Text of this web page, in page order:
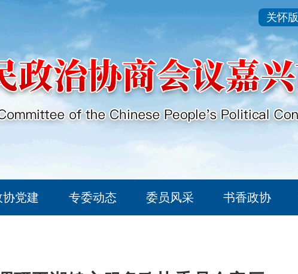
关怀版
协党建 专委动态 委员风采 书香政协